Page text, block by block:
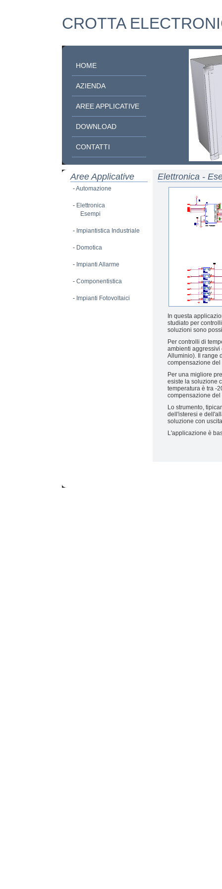
CROTTA
HOME
AZIENDA
AREE APPLICATIVE
DOWNLOAD
CONTATTI
Aree Applicative
-Automazione
- Elettronica
Esempi
- Impiantistica Industriale
- Domotica
- Impianti Allarme
-Componentistica
- Impianti Fotovoltaici
Elettronica -
In questa
studiato per
soluzioni sono
Per controlli di
ambienti aggressivi
Alluminio). Il range
compensazione
Per una migliore
esiste la soluzione
temperatura è tra -
compensazione
Lo strumento,
dell'isteresi e
soluzione con
L'applicazione è